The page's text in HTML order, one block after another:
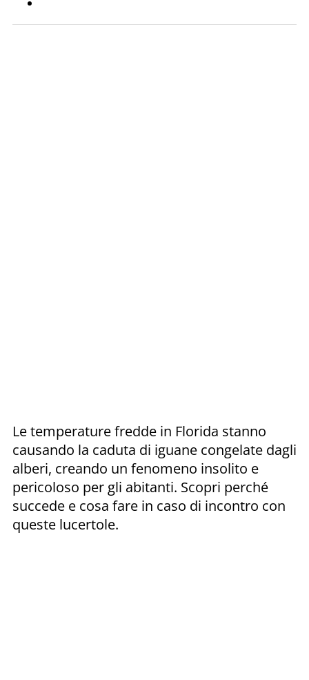
Le temperature fredde in Florida stanno
causando la caduta di iguane congelate dagli
alberi, creando un fenomeno insolito e
pericoloso per gli abitanti. Scopri perché
succede e cosa fare in caso di incontro con
queste lucertole.